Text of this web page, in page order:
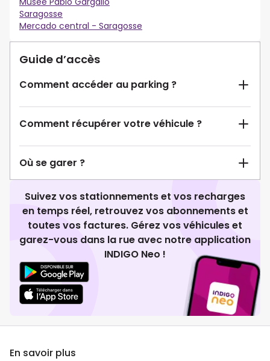
Saragosse
Mercado central - Saragosse
Guide d’accès
Comment accéder au parking ?
Comment récupérer votre véhicule ?
Où se garer ?
Suivez vos stationnements et vos recharges
en temps réel, retrouvez vos abonnements et
toutes vos factures. Gérez vos véhicules et
garez-vous dans la rue avec notre application
INDIGO Neo !
En savoir plus